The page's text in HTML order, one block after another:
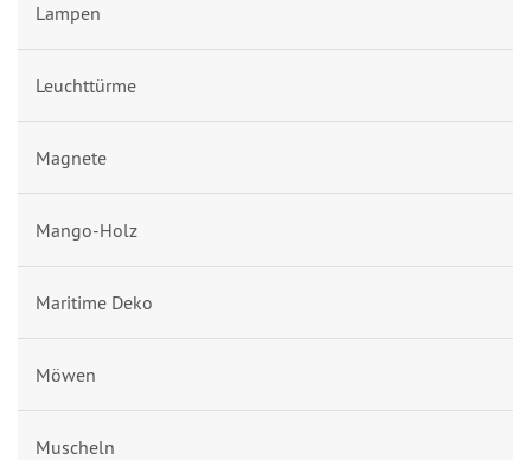
Lampen
Leuchttürme
Magnete
Mango-Holz
Maritime Deko
Möwen
Muscheln